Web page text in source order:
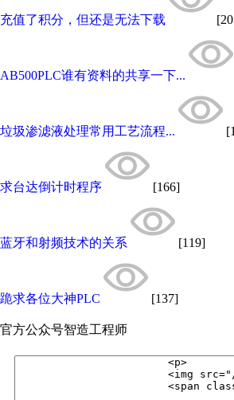
充值了积分，但还是无法下载
AB500PLC谁有资料的共享一下...
垃圾渗滤液处理常用工艺流程...
求台达倒计时程序 [166]
蓝牙和射频技术的关系 [119]
跪求各位大神PLC [137]
官方公众号智造工程师